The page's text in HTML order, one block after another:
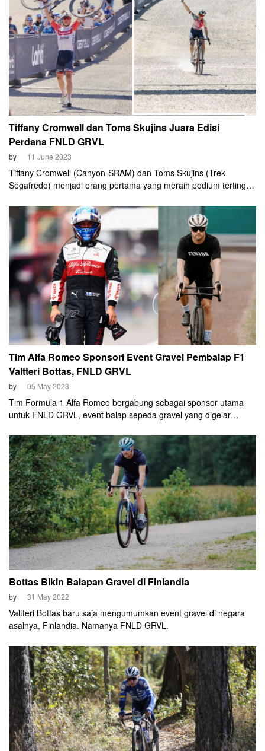
Tiffany Cromwell dan Toms Skujins Juara Edisi
Perdana FNLD GRVL
by 11 June 2023
Tiffany Cromwell (Canyon-SRAM) dan Toms Skujins (Trek-
Segafredo) menjadi orang pertama yang meraih podium tertinggi
yang berlangsung pada Sabtu (10/6) di Lahti, Finlandia itu.
Tim Alfa Romeo Sponsori Event Gravel Pembalap F1
Valtteri Bottas, FNLD GRVL
by 05 May 2023
Tim Formula 1 Alfa Romeo bergabung sebagai sponsor utama
untuk FNLD GRVL, event balap sepeda gravel yang digelar
Bottas Bikin Balapan Gravel di Finlandia
by 31 May 2022
Valtteri Bottas baru saja mengumumkan event gravel di negara
asalnya, Finlandia. Namanya FNLD GRVL.